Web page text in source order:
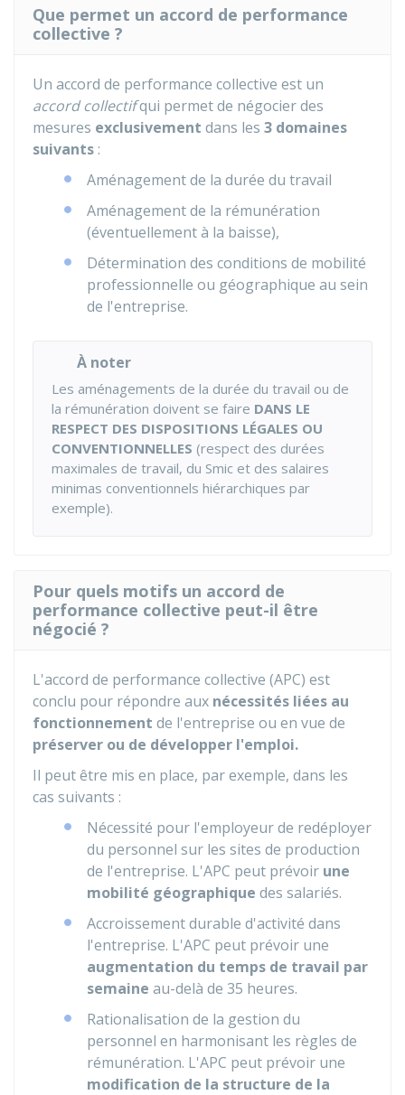
Que permet un accord de performance
collective ?
Un accord de performance collective est un
accord collectifqui permet de négocier des
mesures exclusivement dans les 3 domaines
suivants :
Aménagement de la durée du travail
Aménagement de la rémunération
(éventuellement à la baisse),
Détermination des conditions de mobilité
professionnelle ou géographique au sein
de l'entreprise.
À noter
Les aménagements de la durée du travail ou de
la rémunération doivent se faire DANS LE
RESPECT DES DISPOSITIONS LÉGALES OU
CONVENTIONNELLES (respect des durées
maximales de travail, du Smic et des salaires
minimas conventionnels hiérarchiques par
exemple).
Pour quels motifs un accord de
performance collective peut-il être
négocié ?
L'accord de performance collective (APC) est
conclu pour répondre aux nécessités liées au
fonctionnement de l'entreprise ou en vue de
préserver ou de développer l'emploi.
Il peut être mis en place, par exemple, dans les
cas suivants :
Nécessité pour l'employeur de redéployer
du personnel sur les sites de production
de l'entreprise. L'APC peut prévoir une
mobilité géographique des salariés.
Accroissement durable d'activité dans
l'entreprise. L'APC peut prévoir une
augmentation du temps de travail par
semaine au-delà de 35 heures.
Rationalisation de la gestion du
personnel en harmonisant les règles de
rémunération. L'APC peut prévoir une
modification de la structure de la